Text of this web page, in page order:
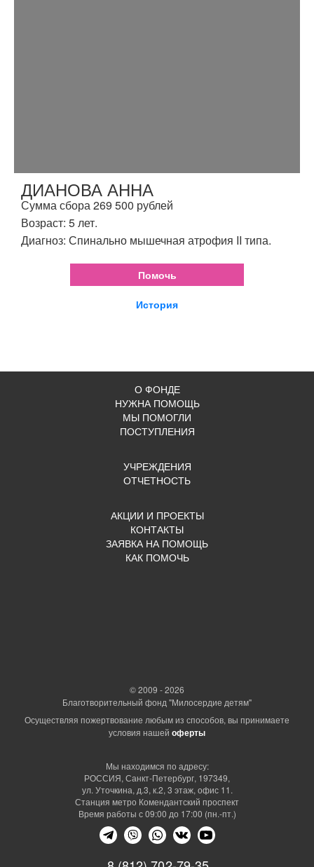
ДИАНОВА АННА
Сумма сбора 269 500 рублей
Возраст: 5 лет.
Диагноз: Спинально мышечная атрофия II типа.
Помочь
История
О ФОНДЕ
НУЖНА ПОМОЩЬ
МЫ ПОМОГЛИ
ПОСТУПЛЕНИЯ
УЧРЕЖДЕНИЯ
ОТЧЕТНОСТЬ
АКЦИИ И ПРОЕКТЫ
КОНТАКТЫ
ЗАЯВКА НА ПОМОЩЬ
КАК ПОМОЧЬ
© 2009 - 2026
Благотворительный фонд "Милосердие детям"
Осуществляя пожертвование любым из способов, вы принимаете
условия нашей оферты
Мы находимся по адресу:
РОССИЯ, Санкт-Петербург, 197349,
ул. Уточкина, д.3, к.2, 3 этаж, офис 11.
Станция метро Комендантский проспект
Время работы с 09:00 до 17:00 (пн.-пт.)